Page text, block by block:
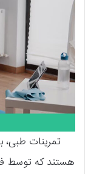
تمرینات
هستند که توسط